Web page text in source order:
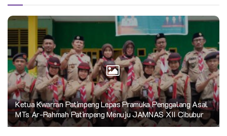
Ketua Kwarran Patimpeng Lepas Pramuka Penggalang Asal
MTs Ar-Rahmah Patimpeng Menuju JAMNAS XII Cibubur